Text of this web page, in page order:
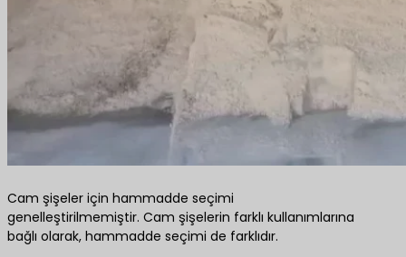
Cam şişeler için hammadde seçimi
genelleştirilmemiştir. Cam şişelerin farklı kullanımlarına
bağlı olarak, hammadde seçimi de farklıdır.